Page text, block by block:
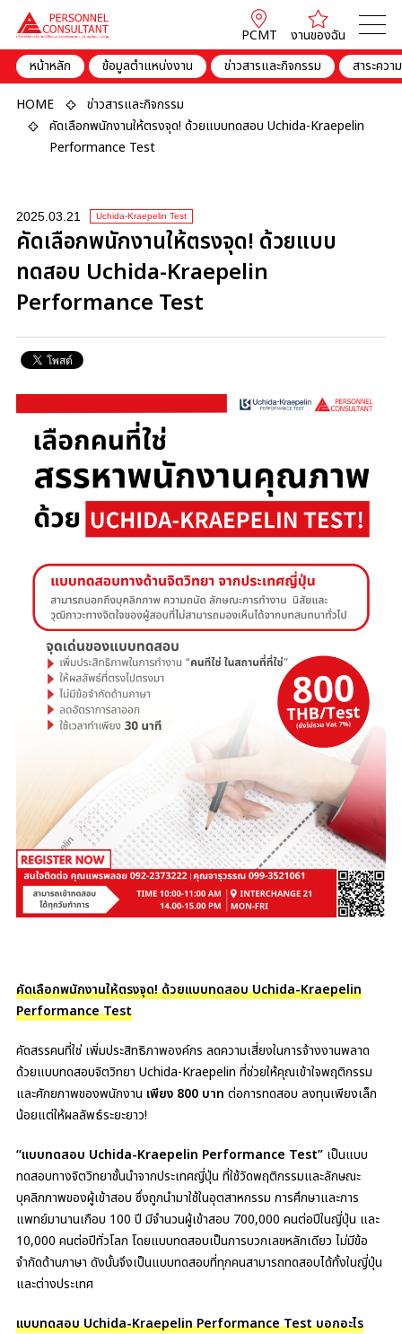
PCMT
งานของฉัน
หน้าหลัก
ข้อมูลตำแหน่งงาน ข่าวสารและกิจกรรม สาระควา
HOME
ข่าวสารและกิจกรรม
คัดเลือกพนักงานให้ตรงจุด! ด้วยแบบทดสอบ Uchida-Kraepelin
Performance Test
2025.03.21 Uchida-Kraepelin Test
คัดเลือกพนักงานให้ตรงจุด! ด้วยแบบ
ทดสอบ Uchida-Kraepelin
Performance Test
คัดเลือกพนักงานให้ตรงจุด! ด้วยแบบทดสอบ Uchida-Kraepelin
Performance Test
คัดสรรคนที่ใช่ เพิ่มประสิทธิภาพองค์กร ลดความเสี่ยงในการจ้างงานพลาด
ด้วยแบบทดสอบจิตวิทยา Uchida-Kraepelin ที่ช่วยให้คุณเข้าใจพฤติกรรม
และศักยภาพของพนักงาน เพียง 800 บาท ต่อการทดสอบ ลงทุนเพียงเล็ก
น้อยแต่ให้ผลลัพธ์ระยะยาว!
“แบบทดสอบ Uchida-Kraepelin Performance Test”เป็นแบบ
ทดสอบทางจิตวิทยาชั้นนำจากประเทศญี่ปุ่น ที่ใช้วัดพฤติกรรมและลักษณะ
บุคลิกภาพของผู้เข้าสอบ ซึ่งถูกนำมาใช้ในอุตสาหกรรม การศึกษาและการ
แพทย์มานานเกือบ 100 ปี มีจำนวนผู้เข้าสอบ 700,000 คนต่อปีในญี่ปุ่น และ
10,000 คนต่อปีทั่วโลก โดยแบบทดสอบเป็นการบวกเลขหลักเดียว ไม่มีข้อ
จำกัดด้านภาษา ดังนั้นจึงเป็นแบบทดสอบที่ทุกคนสามารถทดสอบได้ทั้งในญี่ปุ่น
และต่างประเทศ
แบบทดสอบ Uchida-Kraepelin Performance Test บอกอะไร